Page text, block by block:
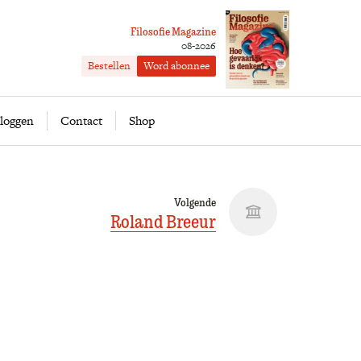
Filosofie Magazine
08-2026
Bestellen Word abonnee
Contact Shop
Word abonnee
Volgende
Roland Breeur